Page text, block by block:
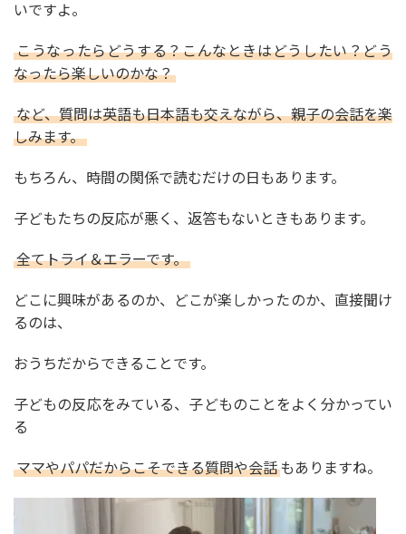
いですよ。
こうなったらどうする？こんなときはどうしたい？どう
なったら楽しいのかな？
など、質問は英語も日本語も交えながら、親子の会話を楽
しみます。
もちろん、時間の関係で読むだけの日もあります。
子どもたちの反応が悪く、返答もないときもあります。
全てトライ＆エラーです。
どこに興味があるのか、どこが楽しかったのか、直接聞け
るのは、
おうちだからできることです。
子どもの反応をみている、子どものことをよく分かってい
る
ママやパパだからこそできる質問や会話 もありますね。